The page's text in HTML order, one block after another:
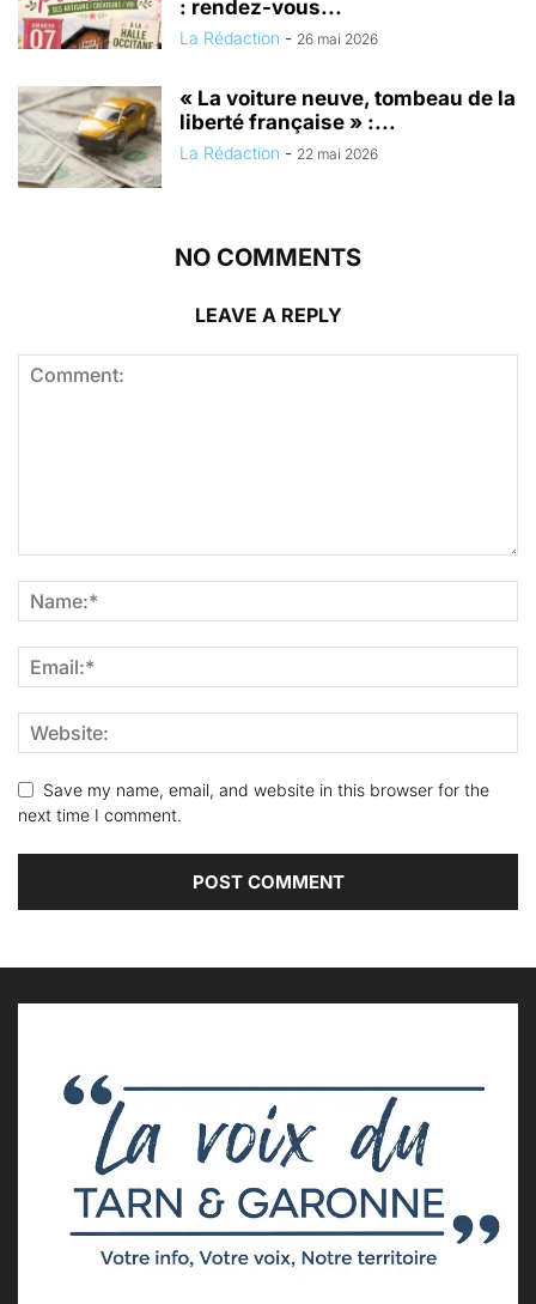
: rendez-vous...
La Rédaction - 26 mai 2026
« La voiture neuve, tombeau de la
liberté française » :...
La Rédaction - 22 mai 2026
NO COMMENTS
LEAVE A REPLY
Save my name, email, and website in this browser for the
next time I comment.